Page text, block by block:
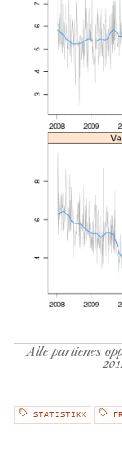
Alle partienes
STATISTIKK